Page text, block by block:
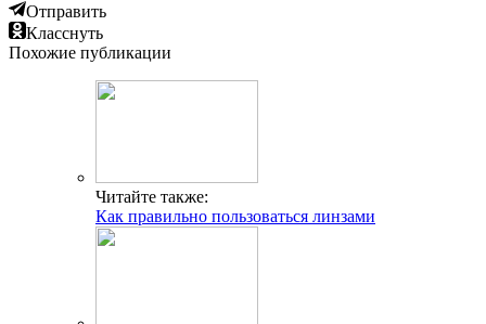
Отправить
Класснуть
Похожие публикации
Читайте также:
Как правильно пользоваться линзами